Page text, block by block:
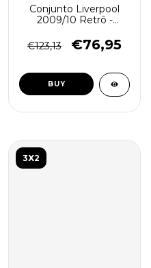
Conjunto Liverpool
2009/10 Retrô -
Treino Masculino -
Vermelho - Azul
€123,13 €76,95
BUY
3X2